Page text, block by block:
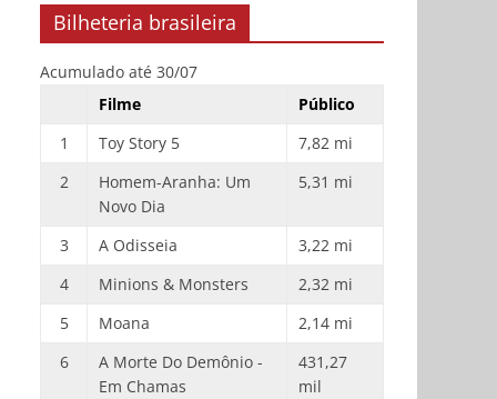
Bilheteria brasileira
Acumulado até 30/07
Filme
Público
1
Toy Story 5
7,82 mi
2
Homem-Aranha: Um
Novo Dia
5,31 mi
3 A Odisseia
3,22 mi
4
Minions & Monsters
2,32 mi
5
Moana
2,14 mi
6
A Morte Do Demônio -
Em Chamas
431,27
mil